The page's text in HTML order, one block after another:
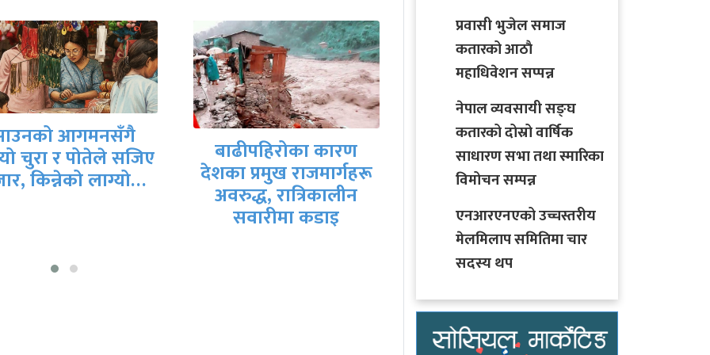
कारण
प्रमुख राजमार्गहरू
रात्रिकालीन
कर्णालीका मुख्यमन्त्री
यामलाल कँडेलद्वारा
राजीनामा, नेकपाको
नेतृत्वमा नयाँ सरकार बन्ने
मिटरब्याजपीडित र
सरकारी वार्ता टोलीबीच
आजै सम्झौतापत्रमा
हस्ताक्षर हुने तयारी
प्रवासी भुजेल समाज
कतारको आठाै
महाधिवेशन सप्पन्न
नेपाल व्यवसायी सङ्घ
कतारको दोस्रो वार्षिक
साधारण सभा तथा स्मारिका
विमोचन सम्पन्न
एनआरएनएको उच्चस्तरीय
मेलमिलाप समितिमा चार
सदस्य थप